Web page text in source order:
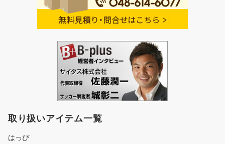
取り扱いアイテム一覧
はっぴ